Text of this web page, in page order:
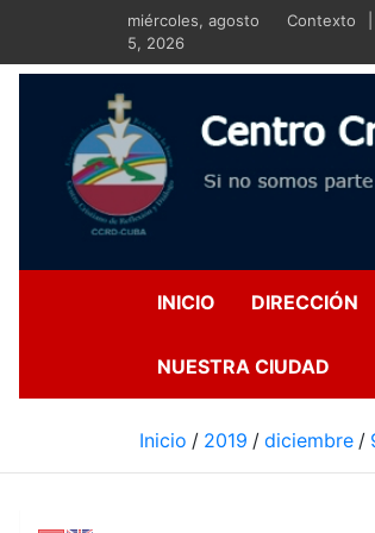
contenido
miércoles, agosto
5, 2026
Contexto
Si no
INICIO DIRECCIÓN
NUESTRA CIUDAD
Inicio 2019 diciembre